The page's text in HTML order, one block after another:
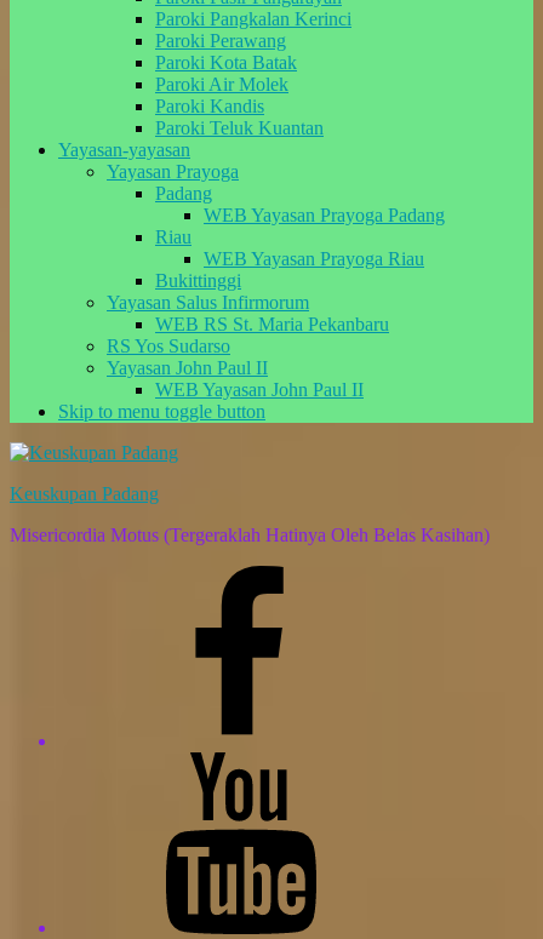
Paroki Pangkalan Kerinci
Paroki Perawang
Paroki Kota Batak
Paroki Air Molek
Paroki Kandis
Paroki Teluk Kuantan
Yayasan-yayasan
Yayasan Prayoga
Padang
WEB Yayasan Prayoga Padang
Riau
WEB Yayasan Prayoga Riau
Bukittinggi
Yayasan Salus Infirmorum
WEB RS St. Maria Pekanbaru
RS Yos Sudarso
Yayasan John Paul II
WEB Yayasan John Paul II
Skip to menu toggle button
Keuskupan Padang
Misericordia Motus (Tergeraklah Hatinya Oleh Belas Kasihan)